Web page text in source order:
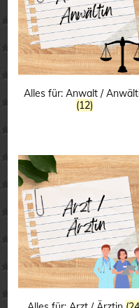
Alles für: Anwalt /
(12)